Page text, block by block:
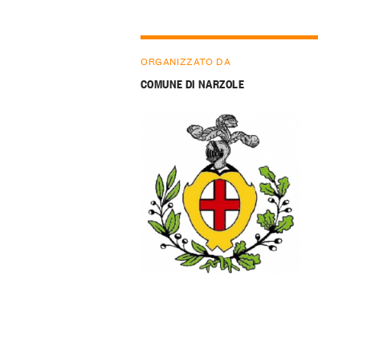
ORGANIZZATO DA
COMUNE DI NARZOLE